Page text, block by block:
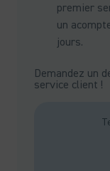
premier
un
jours.
Demandez un
service client !